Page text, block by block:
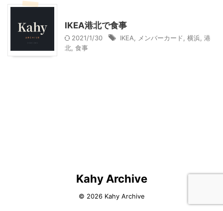
IKEA港北で食事
2021/1/30 IKEA メンバーカード 横浜 港
北 食事
Kahy Archive
© 2026 Kahy Archive